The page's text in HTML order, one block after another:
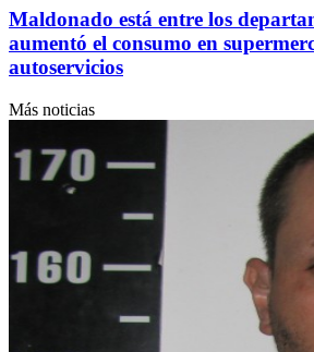
Maldonado está entre los
aumentó el consumo en
autoservicios
Más noticias